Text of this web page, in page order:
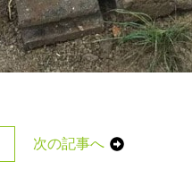
次の記事へ